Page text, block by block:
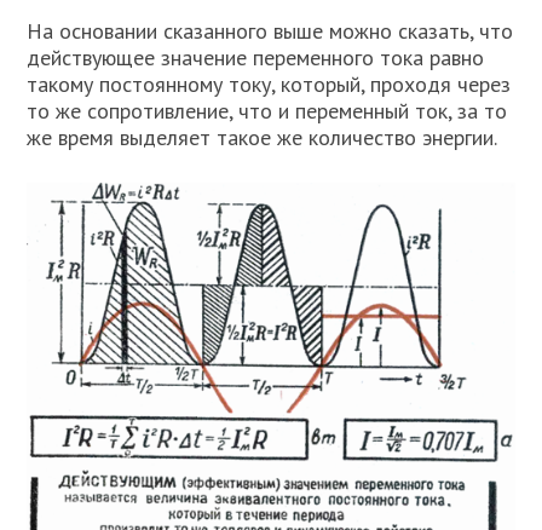
На основании сказанного выше можно сказать, что
действующее значение переменного тока равно
такому постоянному току, который, проходя через
то же сопротивление, что и переменный ток, за то
же время выделяет такое же количество энергии.